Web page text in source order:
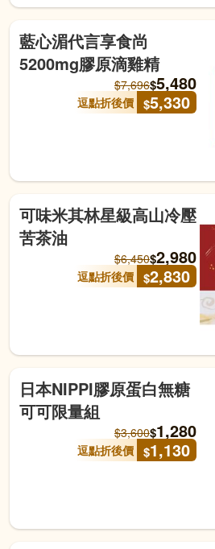
藍心湄代言享食尚
5200mg膠原滴雞精
$7,696$5,480
逗點折後價 $5,330
可味米其林星級高山冷壓
苦茶油
$6,450$2,980
逗點折後價 $2,830
日本NIPPI膠原蛋白無糖
可可限量組
$3,600$1,280
逗點折後價 $1,130